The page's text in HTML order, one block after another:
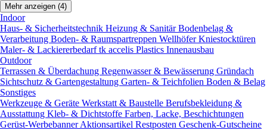
Mehr anzeigen (4)
Indoor
Haus- & Sicherheitstechnik Heizung & SanitärBodenbelag &
Verarbeitung Boden- & Raumspartreppen Wellhöfer Kniestocktüren
Maler- & Lackiererbedarftk accelis Plastics Innenausbau
Outdoor
Terrassen & Überdachung Regenwasser & Bewässerung Gründach
Sichtschutz & Gartengestaltung Garten- & Teichfolien Boden & Belag
Sonstiges
Werkzeuge & Geräte Werkstatt & Baustelle Berufsbekleidung &
Ausstattung Kleb- & Dichtstoffe Farben, Lacke, Beschichtungen
Gerüst-WerbebannerAktionsartikel Restposten Geschenk-Gutscheine